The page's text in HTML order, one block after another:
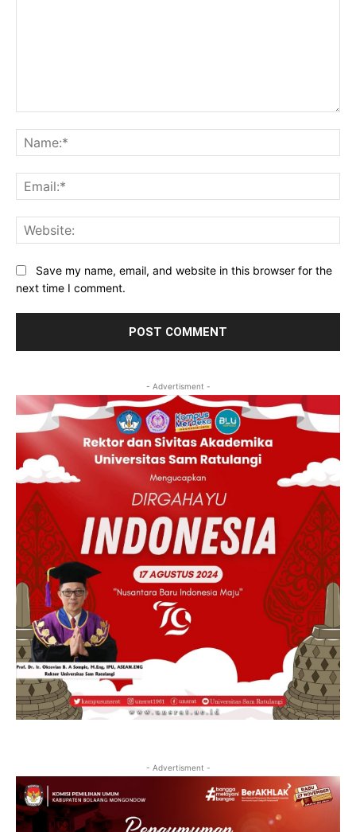
Save my name, email, and website in this browser for the
next time I comment.
- Advertisment -
- Advertisment -